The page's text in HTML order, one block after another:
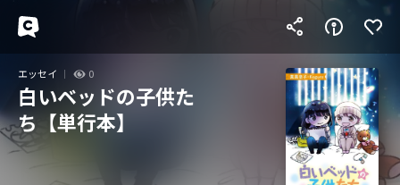
エッセイ 0
白いベッドの子供た
ち【単行本】